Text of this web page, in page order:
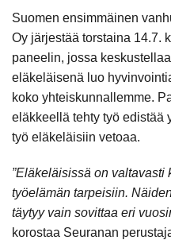
Suomen ensimmäinen
Oy järjestää torstaina 14.7.
paneelin, jossa
eläkeläisenä luo
koko yhteiskunnallemme.
eläkkeellä tehty työ edistää
työ eläkeläisiin vetoaa.
”Eläkeläisissä on valtavasti
työelämän tarpeisiin.
täytyy vain sovittaa eri
korostaa Seuranan